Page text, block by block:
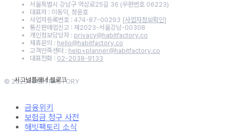
서울특별시 강남구 역삼로25길 36 (우편번호 06223)
대표자 : 이동익, 정윤호
사업자등록번호 : 474-87-00293 [사업자정보확인]
통신판매업신고 : 제2023-서울강남-00308
개인정보담당자 : privacy@habitfactory.co
제휴문의 : hello@habitfactory.co
고객만족센터 : help+planner@habitfactory.co
대표전화 : 02-2038-9133
© 2020 HABITFACTORY
금융위키
보험금 청구 사전
해빗팩토리 소식